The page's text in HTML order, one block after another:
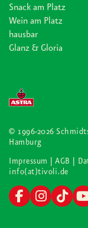
Snack am Platz
Wein am Platz
hausbar
Glanz & Gloria
© 1996-2026
Hamburg
Impressum
| AGB |
info(at)tivoli.de